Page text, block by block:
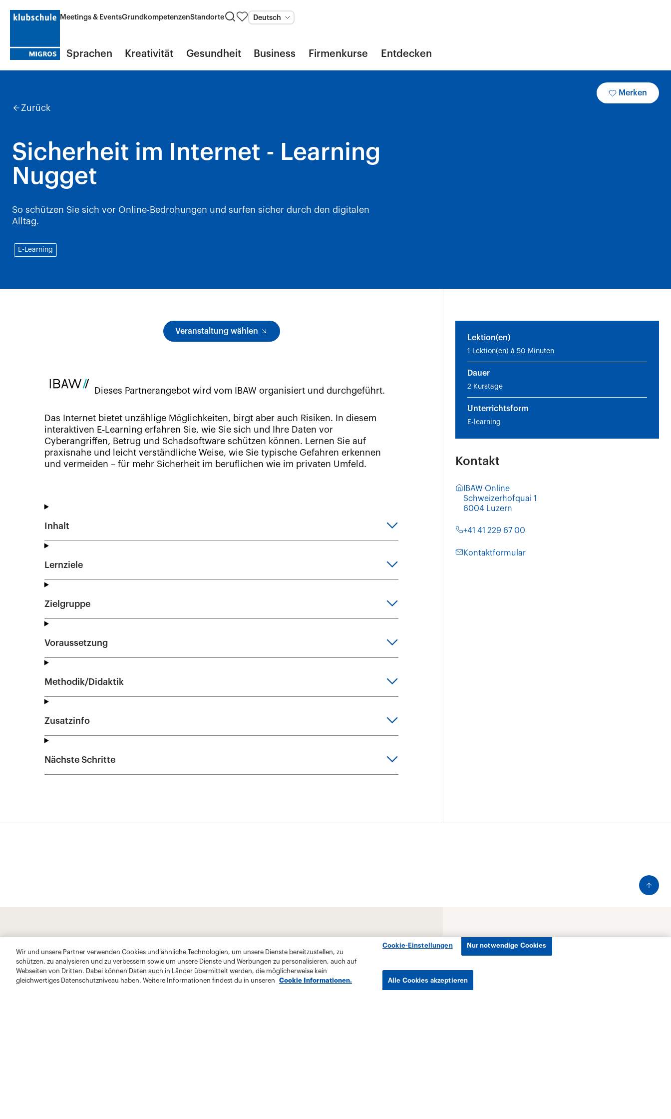
Wir und unsere Partner verwenden Cookies und ähnliche Technologien, um unsere Dienste bereitzustellen, zu
schützen, zu analysieren und zu verbessern sowie um unsere Dienste und Werbungen zu personalisieren, auch auf
Webseiten von Dritten. Dabei können Daten auch in Länder übermittelt werden, die möglicherweise kein
gleichwertiges Datenschutzniveau haben. Weitere Informationen findest du in unseren
Cookie Informationen.
Cookie-Einstellungen Nur notwendige Cookies
Alle Cookies akzeptieren